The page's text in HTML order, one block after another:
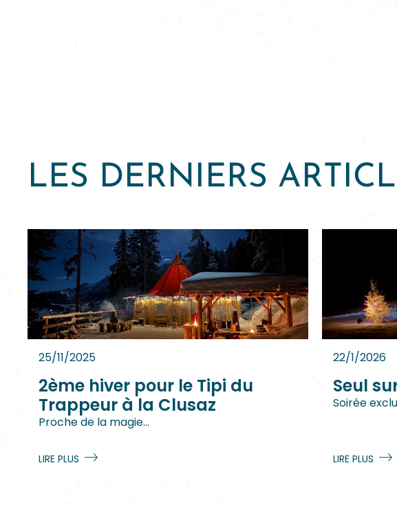
LES DERNIERS
25/11/2025
2ème hiver pour le Tipi du
Trappeur à la Clusaz
Proche de la magie...
LIRE PLUS
22/1/2026
Seul
Soirée
LIRE PLUS